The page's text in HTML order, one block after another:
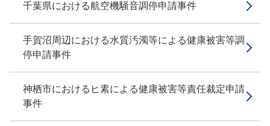
千葉県における航空機騒音調停申請事件
手賀沼周辺における水質汚濁等による健康被害等調
停申請事件
神栖市におけるヒ素による健康被害等責任裁定申請
事件